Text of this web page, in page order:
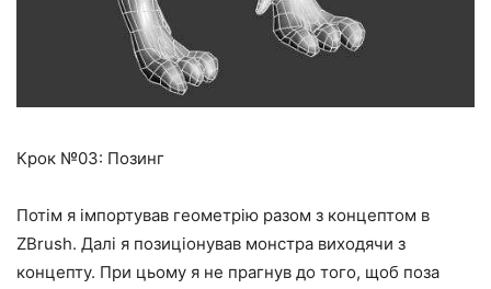
Крок №03: Позинг
Потім я імпортував геометрію разом з концептом в
ZBrush. Далі я позиціонував монстра виходячи з
концепту. При цьому я не прагнув до того, щоб поза